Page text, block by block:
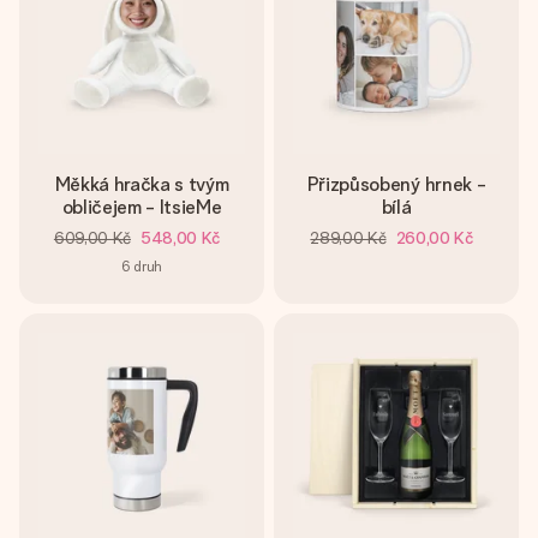
Měkká hračka s tvým
obličejem - ItsieMe
609,00 Kč 548,00 Kč
6 druh
Přizpůsobený hrnek -
bílá
289,00 Kč 260,00 Kč